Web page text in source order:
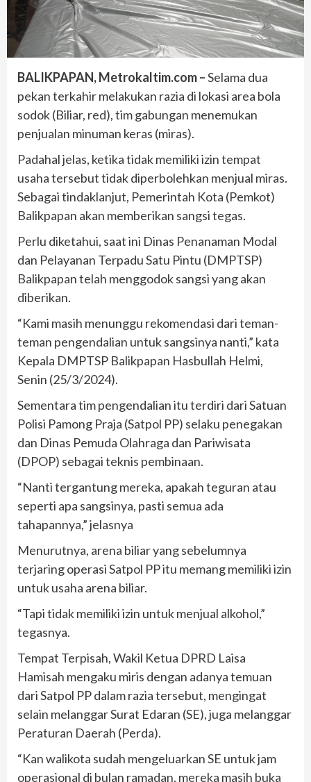
BALIKPAPAN, Metrokaltim.com –Selama dua
pekan terkahir melakukan razia di lokasi area bola
sodok (Biliar, red), tim gabungan menemukan
penjualan minuman keras (miras).
Padahal jelas, ketika tidak memiliki izin tempat
usaha tersebut tidak diperbolehkan menjual miras.
Sebagai tindaklanjut, Pemerintah Kota (Pemkot)
Balikpapan akan memberikan sangsi tegas.
Perlu diketahui, saat ini Dinas Penanaman Modal
dan Pelayanan Terpadu Satu Pintu (DMPTSP)
Balikpapan telah menggodok sangsi yang akan
diberikan.
“Kami masih menunggu rekomendasi dari teman-
teman pengendalian untuk sangsinya nanti,” kata
Kepala DMPTSP Balikpapan Hasbullah Helmi,
Senin (25/3/2024).
Sementara tim pengendalian itu terdiri dari Satuan
Polisi Pamong Praja (Satpol PP) selaku penegakan
dan Dinas Pemuda Olahraga dan Pariwisata
(DPOP) sebagai teknis pembinaan.
“Nanti tergantung mereka, apakah teguran atau
seperti apa sangsinya, pasti semua ada
tahapannya,” jelasnya
Menurutnya, arena biliar yang sebelumnya
terjaring operasi Satpol PP itu memang memiliki izin
untuk usaha arena biliar.
“Tapi tidak memiliki izin untuk menjual alkohol,”
tegasnya.
Tempat Terpisah, Wakil Ketua DPRD Laisa
Hamisah mengaku miris dengan adanya temuan
dari Satpol PP dalam razia tersebut, mengingat
selain melanggar Surat Edaran (SE), juga melanggar
Peraturan Daerah (Perda).
“Kan walikota sudah mengeluarkan SE untuk jam
operasional di bulan ramadan, mereka masih buka